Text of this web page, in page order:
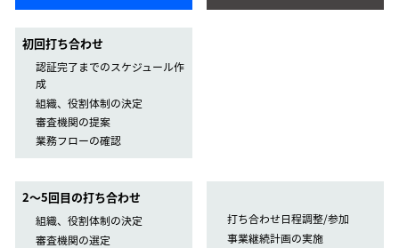
初回打ち合わせ
認証完了までのスケジュール作
成
組織、役割体制の決定
審査機関の提案
業務フローの確認
2〜5回目の打ち合わせ
組織、役割体制の決定
審査機関の選定
打ち合わせ日程調整/参加
事業継続計画の実施